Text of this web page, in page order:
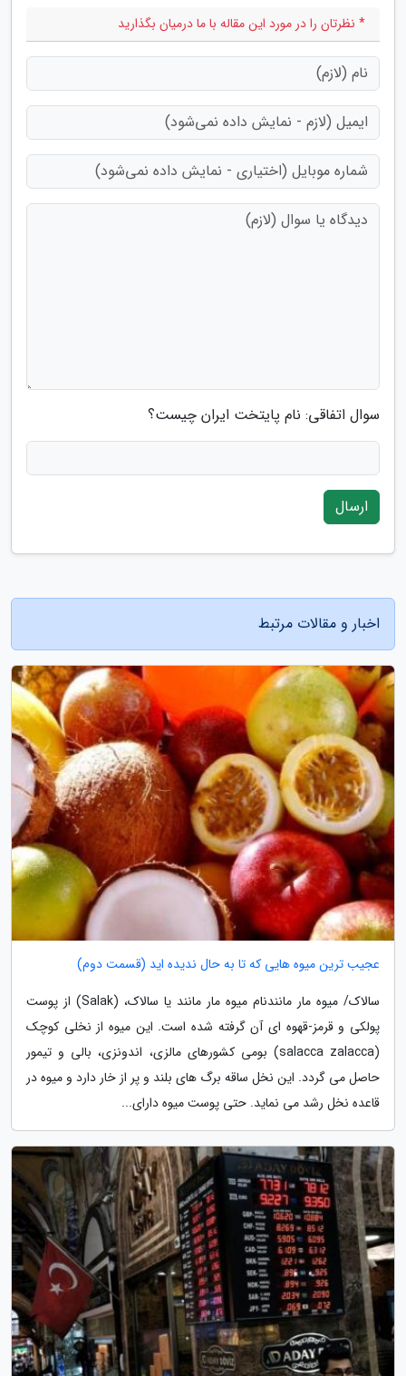
* نظرتان را در مورد این مقاله با ما درمیان بگذارید
سوال اتفاقی: نام پایتخت ایران چیست؟
ارسال
اخبار و مقالات مرتبط
عجیب ترین میوه هایی که تا به حال ندیده اید (قسمت دوم)
سالاک/ میوه مار مانندنام میوه مار مانند یا سالاک، (Salak) از پوست
پولکی و قرمز-قهوه ای آن گرفته شده است. این میوه از نخلی کوچک
(salacca zalacca) بومی کشورهای مالزی، اندونزی، بالی و تیمور
حاصل می گردد. این نخل ساقه برگ های بلند و پر از خار دارد و میوه در
قاعده نخل رشد می نماید. حتی پوست میوه دارای...